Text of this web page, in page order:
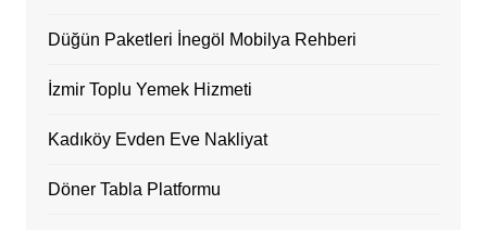
Düğün Paketleri İnegöl Mobilya Rehberi
İzmir Toplu Yemek Hizmeti
Kadıköy Evden Eve Nakliyat
Döner Tabla Platformu